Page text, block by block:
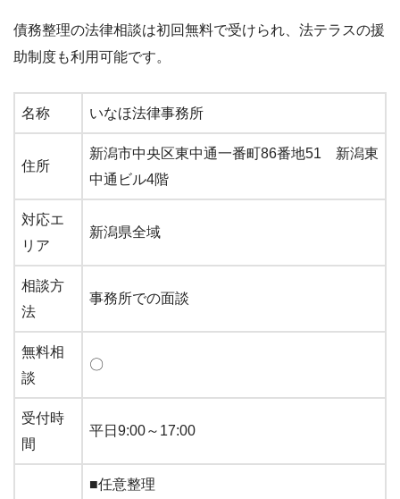
債務整理の法律相談は初回無料で受けられ、法テラスの援
助制度も利用可能です。
名称 いなほ法律事務所
住所
新潟市中央区東中通一番町86番地51 新潟東
中通ビル4階
対応エ
リア
新潟県全域
相談方
法
事務所での面談
無料相
談
〇
受付時
間
平日9:00～17:00
■任意整理